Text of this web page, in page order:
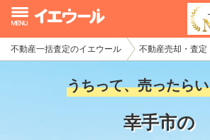
不動産一括査定のイエウール 不動産売却・査定
うちって、売ったら
幸手市の
イエウール加盟希望の不動産会社様
初めての方へ